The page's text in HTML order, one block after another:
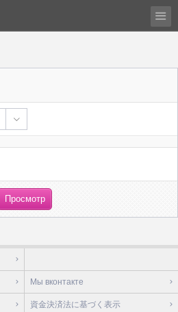
Мы вконтакте
資金決済法に基づく表示